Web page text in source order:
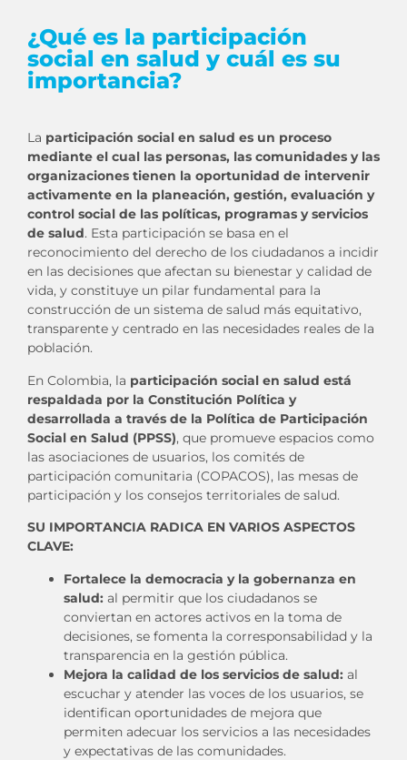
¿Qué es la participación
social en salud y cuál es su
importancia?
La participación social en salud es un proceso
mediante el cual las personas, las comunidades y las
organizaciones tienen la oportunidad de intervenir
activamente en la planeación, gestión, evaluación y
control social de las políticas, programas y servicios
de salud. Esta participación se basa en el
reconocimiento del derecho de los ciudadanos a incidir
en las decisiones que afectan su bienestar y calidad de
vida, y constituye un pilar fundamental para la
construcción de un sistema de salud más equitativo,
transparente y centrado en las necesidades reales de la
población.
En Colombia, la participación social en salud está
respaldada por la Constitución Política y
desarrollada a través de la Política de Participación
Social en Salud (PPSS), que promueve espacios como
las asociaciones de usuarios, los comités de
participación comunitaria (COPACOS), las mesas de
participación y los consejos territoriales de salud.
SU IMPORTANCIA RADICA EN VARIOS ASPECTOS
CLAVE:
Fortalece la democracia y la gobernanza en
salud: al permitir que los ciudadanos se
conviertan en actores activos en la toma de
decisiones, se fomenta la corresponsabilidad y la
transparencia en la gestión pública.
Mejora la calidad de los servicios de salud: al
escuchar y atender las voces de los usuarios, se
identifican oportunidades de mejora que
permiten adecuar los servicios a las necesidades
y expectativas de las comunidades.